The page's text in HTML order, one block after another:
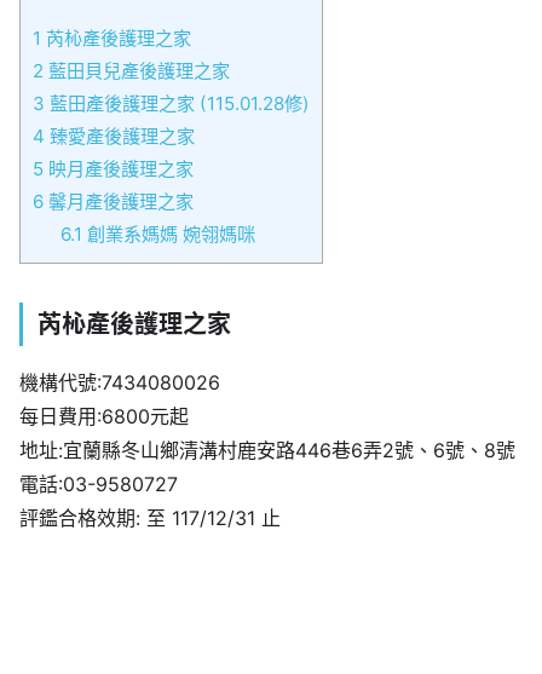
1 芮杺產後護理之家
2 藍田貝兒產後護理之家
3 藍田產後護理之家 (115.01.28修)
4 臻愛產後護理之家
5 映月產後護理之家
6 馨月產後護理之家
6.1 創業系媽媽 婉翎媽咪
芮杺產後護理之家
機構代號:7434080026
每日費用:6800元起
地址:宜蘭縣冬山鄉清溝村鹿安路446巷6弄2號、6號、8號
電話:03-9580727
評鑑合格效期: 至 117/12/31 止